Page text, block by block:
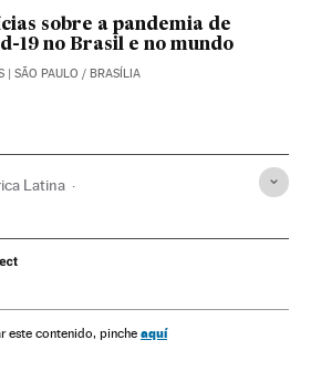
sobre a pandemia de
19 no Brasil e no mundo
| SÃO PAULO / BRASÍLIA
Latina
este contenido, pinche aquí